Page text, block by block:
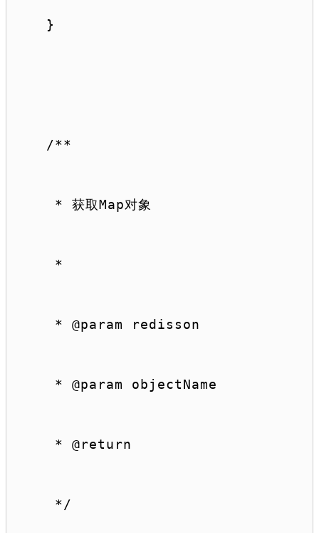
}
/**
* 获取Map对象
*
* @param redisson
* @param objectName
* @return
*/